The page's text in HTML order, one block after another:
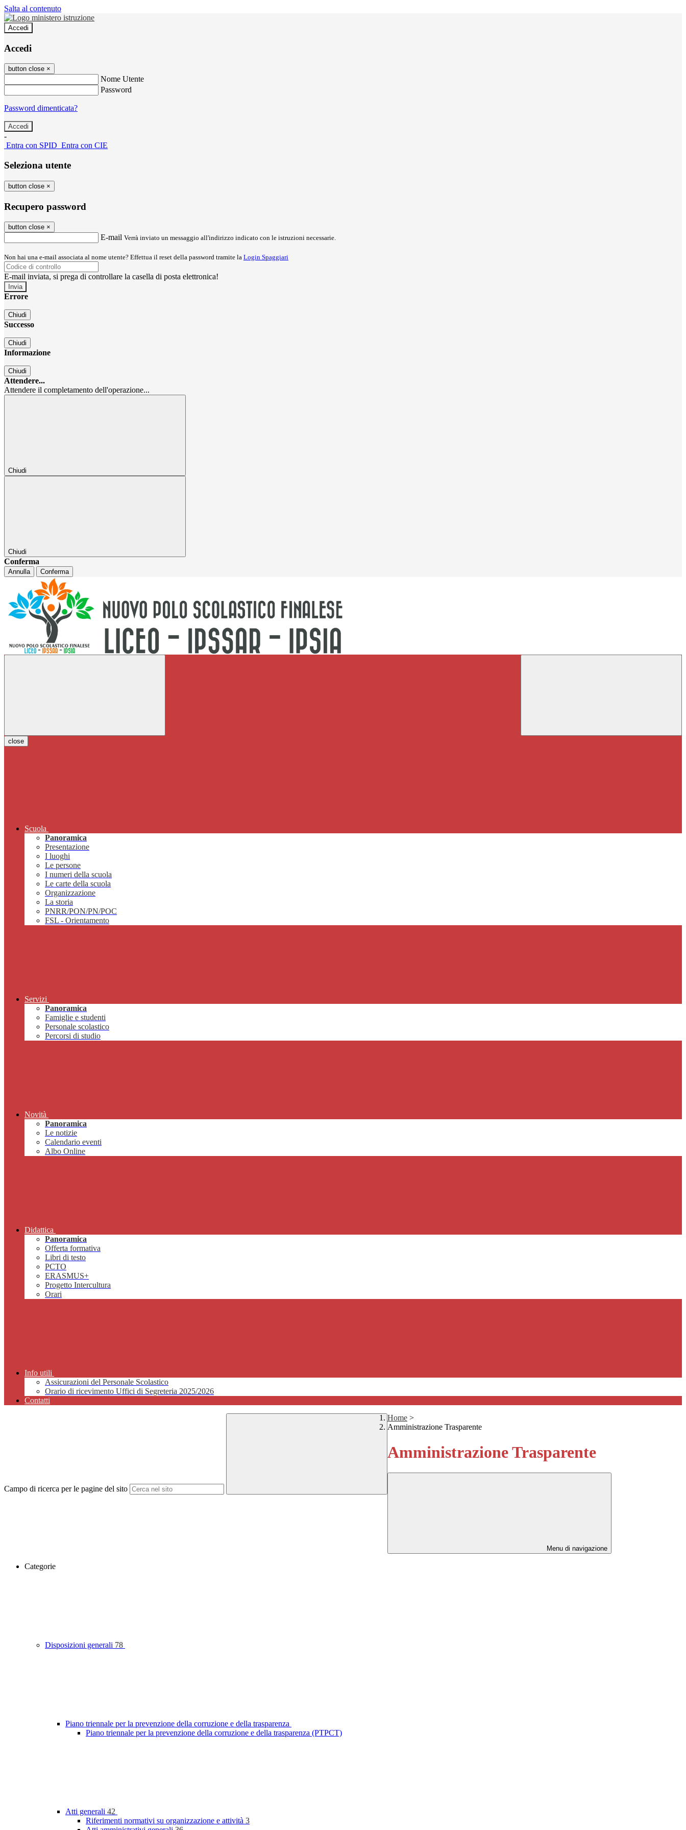
Salta al contenuto
Accedi
Accedi
button close ×
Nome Utente
Password
Password dimenticata?
-
Entra con SPID Entra con CIE
Seleziona utente
button close ×
Recupero password
button close ×
E-mail Verrà inviato un messaggio all'indirizzo indicato con le istruzioni necessarie.
Non hai una e-mail associata al nome utente? Effettua il reset della password tramite la Login Spaggiari
E-mail inviata, si prega di controllare la casella di posta elettronica!
Errore
Chiudi
Successo
Chiudi
Informazione
Chiudi
Attendere...
Attendere il completamento dell'operazione...
Chiudi
Chiudi
Conferma
Annulla Conferma
close
Scuola
Panoramica
Presentazione
I luoghi
Le persone
I numeri della scuola
Le carte della scuola
Organizzazione
La storia
PNRR/PON/PN/POC
FSL - Orientamento
Servizi
Panoramica
Famiglie e studenti
Personale scolastico
Percorsi di studio
Novità
Panoramica
Le notizie
Calendario eventi
Albo Online
Didattica
Panoramica
Offerta formativa
Libri di testo
PCTO
ERASMUS+
Progetto Intercultura
Orari
Info utili
Assicurazioni del Personale Scolastico
Orario di ricevimento Uffici di Segreteria 2025/2026
Contatti
Campo di ricerca per le pagine del sito
Home >
Amministrazione Trasparente
Amministrazione Trasparente
Menu di navigazione
Categorie
Disposizioni generali 78
Piano triennale per la prevenzione della corruzione e della trasparenza
Piano triennale per la prevenzione della corruzione e della trasparenza (PTPCT)
Atti generali 42
Riferimenti normativi su organizzazione e attività 3